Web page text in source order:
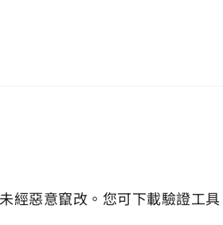
惡意竄改。您可下載驗證工